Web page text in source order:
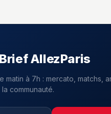
AllezParis
matin à 7h : mercato, matchs,
la communauté.